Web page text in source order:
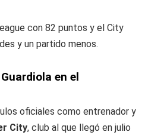
con 82 puntos y el City
y un partido menos.
en el
oficiales como entrenador y
City, club al que llegó en julio